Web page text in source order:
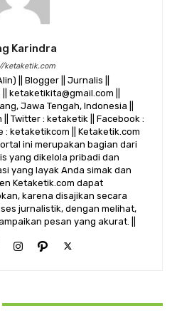
Karindra
ketaketik.com
|| Blogger || Jurnalis ||
ketaketikita@gmail.com ||
Jawa Tengah, Indonesia ||
Twitter : ketaketik || Facebook :
: ketaketikcom || Ketaketik.com
ini merupakan bagian dari
yang dikelola pribadi dan
yang layak Anda simak dan
Ketaketik.com dapat
karena disajikan secara
jurnalistik, dengan melihat,
pesan yang akurat. ||